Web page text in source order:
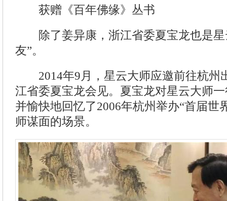
获赠《百年佛缘》丛书
除了姜异康，浙江省委夏宝龙也是星
友”。
2014年9月，星云大师应邀前往杭州
江省委夏宝龙会见。夏宝龙对星云大师
并愉快地回忆了2006年杭州举办“首届世
师谋面的场景。